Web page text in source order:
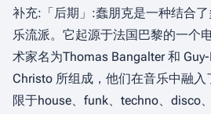
补充:「后期」:蠢朋克是一种结合
乐流派。它起源于法国巴黎的一个
术家名为Thomas Bangalter 和
Christo 所组成，他们在音乐中融
限于house、funk、techno、disco